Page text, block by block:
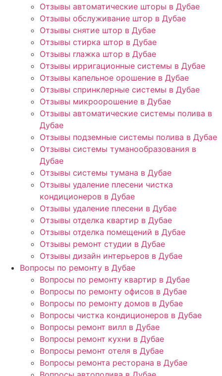
Отзывы автоматические шторы в Дубае
Отзывы обслуживание штор в Дубае
Отзывы снятие штор в Дубае
Отзывы стирка штор в Дубае
Отзывы глажка штор в Дубае
Отзывы ирригационные системы в Дубае
Отзывы капельное орошение в Дубае
Отзывы спринклерные системы в Дубае
Отзывы микроорошение в Дубае
Отзывы автоматические системы полива в
Дубае
Отзывы подземные системы полива в Дубае
Отзывы системы туманообразования в
Дубае
Отзывы системы тумана в Дубае
Отзывы удаление плесени чистка
кондиционеров в Дубае
Отзывы удаление плесени в Дубае
Отзывы отделка квартир в Дубае
Отзывы отделка помещений в Дубае
Отзывы ремонт студии в Дубае
Отзывы дизайн интерьеров в Дубае
Вопросы по ремонту в Дубае
Вопросы по ремонту квартир в Дубае
Вопросы по ремонту офисов в Дубае
Вопросы по ремонту домов в Дубае
Вопросы чистка кондиционеров в Дубае
Вопросы ремонт вилл в Дубае
Вопросы ремонт кухни в Дубае
Вопросы ремонт отеля в Дубае
Вопросы ремонта ресторана в Дубае